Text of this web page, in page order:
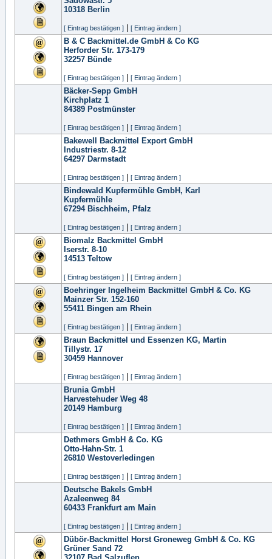
10318 Berlin
[ Eintrag bestätigen ] [ Eintrag ändern ]
B & C Backmittel.de GmbH & Co KG
Herforder Str. 173-179
32257 Bünde
[ Eintrag bestätigen ] [ Eintrag ändern ]
Bäcker-Sepp GmbH
Kirchplatz 1
84389 Postmünster
[ Eintrag bestätigen ] [ Eintrag ändern ]
Bakewell Backmittel Export GmbH
Industriestr. 8-12
64297 Darmstadt
[ Eintrag bestätigen ] [ Eintrag ändern ]
Bindewald Kupfermühle GmbH, Karl
Kupfermühle
67294 Bischheim, Pfalz
[ Eintrag bestätigen ] [ Eintrag ändern ]
Biomalz Backmittel GmbH
Iserstr. 8-10
14513 Teltow
[ Eintrag bestätigen ] [ Eintrag ändern ]
Boehringer Ingelheim Backmittel GmbH & Co. KG
Mainzer Str. 152-160
55411 Bingen am Rhein
[ Eintrag bestätigen ] [ Eintrag ändern ]
Braun Backmittel und Essenzen KG, Martin
Tillystr. 17
30459 Hannover
[ Eintrag bestätigen ] [ Eintrag ändern ]
Brunia GmbH
Harvestehuder Weg 48
20149 Hamburg
[ Eintrag bestätigen ] [ Eintrag ändern ]
Dethmers GmbH & Co. KG
Otto-Hahn-Str. 1
26810 Westoverledingen
[ Eintrag bestätigen ] [ Eintrag ändern ]
Deutsche Bakels GmbH
Azaleenweg 84
60433 Frankfurt am Main
[ Eintrag bestätigen ] [ Eintrag ändern ]
Dübör-Backmittel Horst Groneweg GmbH & Co. KG
Grüner Sand 72